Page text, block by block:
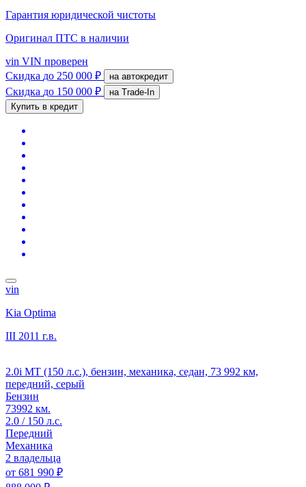
Гарантия юридической чистоты
Оригинал ПТС в наличии
vin VIN проверен
Скидка до 250 000 ₽ на автокредит
Скидка до 150 000 ₽
на Trade-In
Купить в кредит
vin
Kia Optima
III 2011 г.в.
2.0i MT (150 л.с.), бензин, механика, седан, 73 992 км,
передний, серый
Бензин
73992 км.
2.0 / 150 л.с.
Передний
Механика
2 владельца
от 681 990 ₽